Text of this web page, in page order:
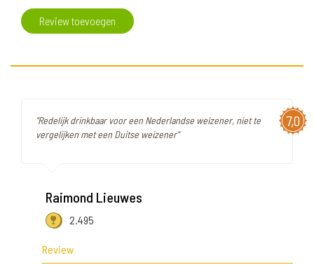
Review toevoegen
7,0
"Redelijk drinkbaar voor een Nederlandse weizener, niet te
vergelijken met een Duitse weizener"
Raimond Lieuwes
2.495
Review